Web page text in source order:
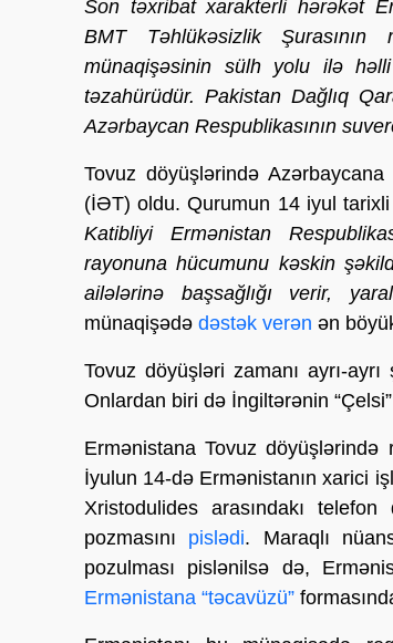
Son təxribat xarakterli hərəkət
BMT Təhlükəsizlik
münaqişəsinin sülh yolu ilə
təzahürüdür. Pakistan Dağlıq
Azərbaycan Respublikasının
Tovuz döyüşlərində
(İƏT) oldu. Qurumun 14 iyul
Katibliyi Ermənistan
rayonuna hücumunu kəskin
ailələrinə başsağlığı verir,
münaqişədə dəstək verən ən
Tovuz döyüşləri zamanı ayrı-
Onlardan biri də İngiltərənin
Ermənistana Tovuz
İyulun 14-də Ermənistanın xarici
Xristodulides arasındakı
pozmasını pislədi. Maraqlı
pozulması pislənilsə də,
Ermənistana “təcavüzü”